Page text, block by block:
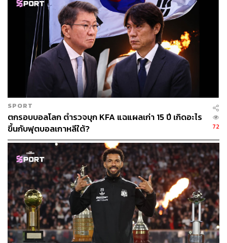
SPORT
ตกรอบบอลโลก ตำรวจบุก KFA แฉแผลเก่า 15 ปี เกิดอะไร
ขึ้นกับฟุตบอลเกาหลีใต้?
72